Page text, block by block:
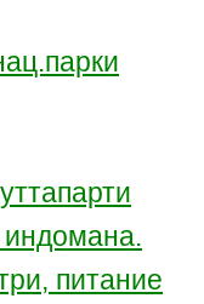
питание